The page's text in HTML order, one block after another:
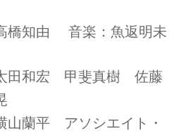
橋知由 音楽：魚返明未
田和宏 甲斐真樹 佐藤
山蘭平 アソシエイト・